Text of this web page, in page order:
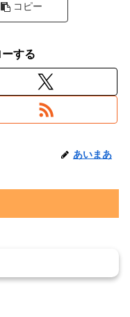
コピー
する
あいまあ